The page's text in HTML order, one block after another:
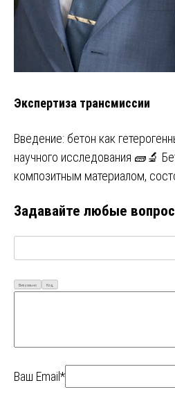
Экспертиза трансмиссии
Введение: бетон как
научного исследования 🧱🔬
композитным материалом,
Задавайте любые
Визуально Код
Ваш Email*